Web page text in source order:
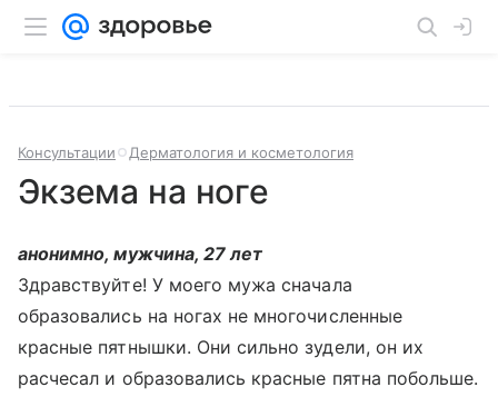
Консультации Дерматология и косметология
Экзема на ноге
анонимно, мужчина, 27 лет
Здравствуйте! У моего мужа сначала
образовались на ногах не многочисленные
красные пятнышки. Они сильно зудели, он их
расчесал и образовались красные пятна побольше.